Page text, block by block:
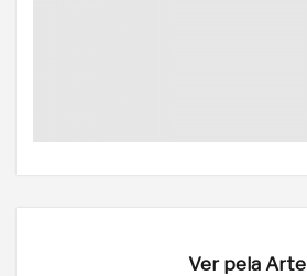
Ver pela Arte